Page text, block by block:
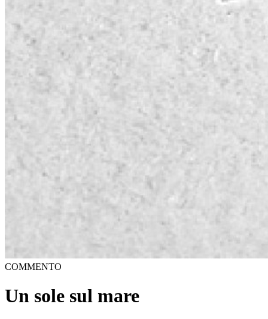
COMMENTO
Un sole sul mare